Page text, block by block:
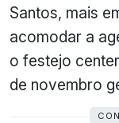
Santos, mais
acomodar a
o festejo
de novembro